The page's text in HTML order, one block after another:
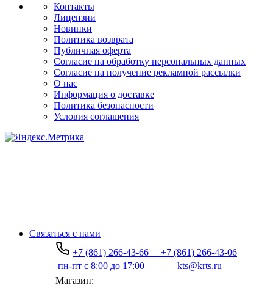
Контакты
Лицензии
Новинки
Политика возврата
Публичная оферта
Согласие на обработку персональных данных
Согласие на получение рекламной рассылки
О нас
Информация о доставке
Политика безопасности
Условия соглашения
Связаться с нами
+7 (861) 266-43-66
+7 (861) 266-43-06
пн-пт с 8:00 до 17:00
kts@krts.ru
Магазин: